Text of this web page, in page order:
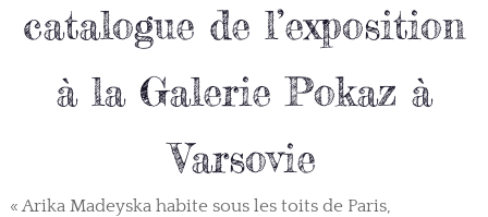
catalogue de l’exposition
à la Galerie Pokaz à
Varsovie
« Arika Madeyska habite sous les toits de Paris,